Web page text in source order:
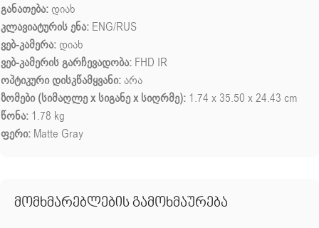
განათება: დიახ
კლავიატურის ენა: ENG/RUS
ვებ-კამერა: დიახ
ვებ-კამერის გარჩევადობა: FHD IR
ოპტიკური დისკწამყვანი:არა
ზომები (სიმაღლე x სიგანე x სიღრმე): 1.74 x 35.50 x 24.43 cm
წონა: 1.78 kg
ფერი: Matte Gray
მომხმარებლების გამოხმაურება